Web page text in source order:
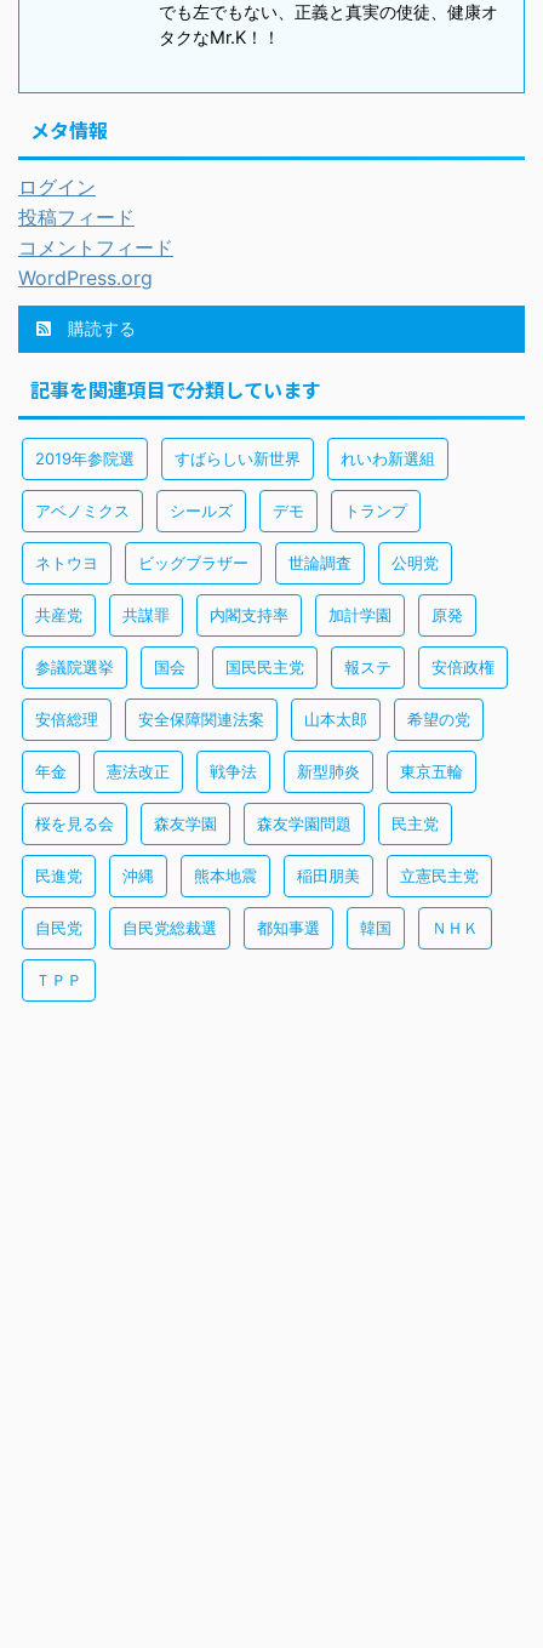
でも左でもない、正義と真実の使徒、健康オ
タクなMr.K！！
メタ情報
ログイン
投稿フィード
コメントフィード
WordPress.org
購読する
記事を関連項目で分類しています
2019年参院選 すばらしい新世界 れいわ新選組
アベノミクス シールズ デモ トランプ
ネトウヨ ビッグブラザー 世論調査 公明党
共産党 共謀罪 内閣支持率 加計学園 原発
参議院選挙 国会 国民民主党 報ステ 安倍政権
安倍総理 安全保障関連法案 山本太郎 希望の党
年金 憲法改正 戦争法 新型肺炎 東京五輪
桜を見る会 森友学園 森友学園問題 民主党
民進党 沖縄 熊本地震 稲田朋美 立憲民主党
自民党 自民党総裁選 都知事選 韓国 ＮＨＫ
ＴＰＰ